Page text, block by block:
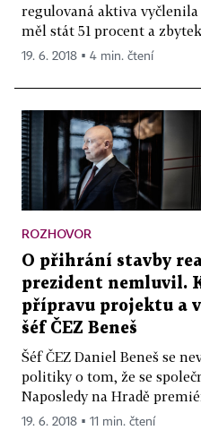
regulovaná aktiva
měl stát 51 procent a
19. 6. 2018 ▪ 4 min. čtení
ROZHOVOR
O přihrání stavby
prezident nemluvil.
přípravu projektu a
šéf ČEZ Beneš
Šéf ČEZ Daniel Beneš se
politiky o tom, že se
Naposledy na Hradě
19. 6. 2018 ▪ 11 min. čtení